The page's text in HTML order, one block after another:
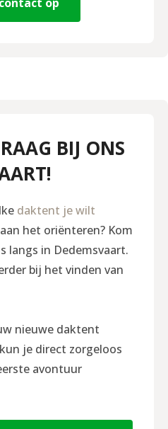
BIJ ONS
daktent je wilt
het oriënteren? Kom
langs in Dedemsvaart.
bij het vinden van
nieuwe daktent
je direct zorgeloos
avontuur